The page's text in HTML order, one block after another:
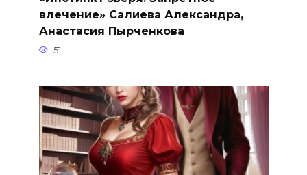
влечение» Салиева Александра,
Анастасия Пырченкова
51